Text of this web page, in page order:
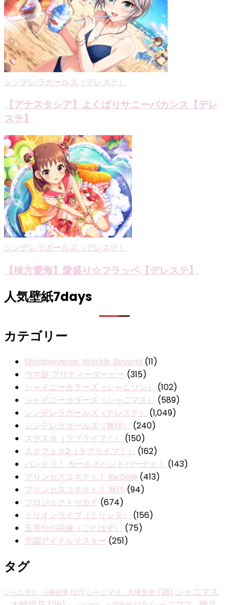
シンデレラガールズ（デレステ）
【アナスタシア】よくばりサニーバカンス【デレ
ステ】
シンデレラガールズ（デレステ）
【棟方愛海】愛盛り☆フラッペ【デレステ】
人気壁紙7days
カテゴリー
Shadowverse: Worlds Beyond (11)
ウマ娘 プリティーダービー (315)
シャイニーカラーズ（シャニソン）
(102)
シャイニーカラーズ（シャニマス）
(589)
シンデレラガールズ（デレステ）
(1,049)
シンデレラガールズ（無印）
(240)
スクスタ（ラブライブ！）
(150)
スクフェス2（ラブライブ！）
(162)
バンドリ！ ガールズバンドパーティ！ (143)
プリンセスコネクト！ Re:Dive (413)
プリンセスコネクト！ 無印 (94)
プロジェクトセカイ (674)
ミリオンライブ（ミリシタ）
(156)
五等分の花嫁（ごとぱず）
(75)
学園アイドルマスター (251)
タグ
シャニマス_三峰結華 (27) シャニマス_大崎甘奈 (28) シャニマス